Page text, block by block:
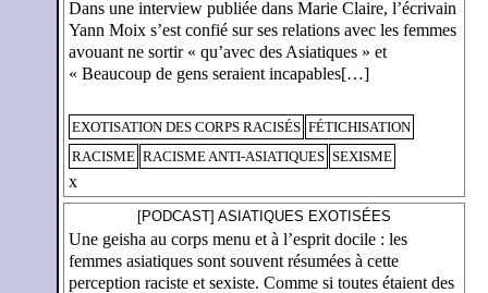
Dans une interview publiée dans Marie Claire, l’écrivain
Yann Moix s’est confié sur ses relations avec les femmes
avouant ne sortir « qu’avec des Asiatiques » et
« Beaucoup de gens seraient incapables[…]
EXOTISATION DES CORPS RACISÉS FÉTICHISATION
RACISME RACISME ANTI-ASIATIQUES SEXISME
x
[PODCAST] ASIATIQUES EXOTISÉES
Une geisha au corps menu et à l’esprit docile : les
femmes asiatiques sont souvent résumées à cette
perception raciste et sexiste. Comme si toutes étaient des